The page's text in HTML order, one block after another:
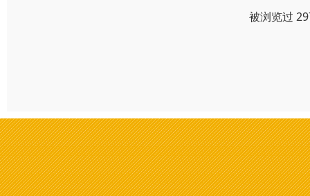
被浏览过